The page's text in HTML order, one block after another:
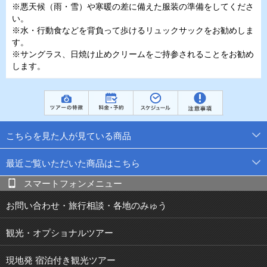
※悪天候（雨・雪）や寒暖の差に備えた服装の準備をしてくださ
い。
※水・行動食などを背負って歩けるリュックサックをお勧めしま
す。
※サングラス、日焼け止めクリームをご持参されることをお勧め
します。
こちらを見た人が見ている商品
最近ご覧いただいた商品はこちら
スマートフォンメニュー
お問い合わせ・旅行相談・各地のみゅう
観光・オプショナルツアー
現地発 宿泊付き観光ツアー